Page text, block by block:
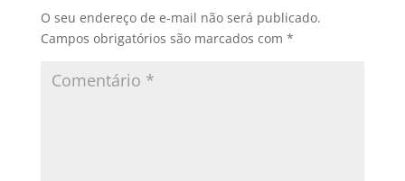
O seu endereço de e-mail não será publicado.
Campos obrigatórios são marcados com *